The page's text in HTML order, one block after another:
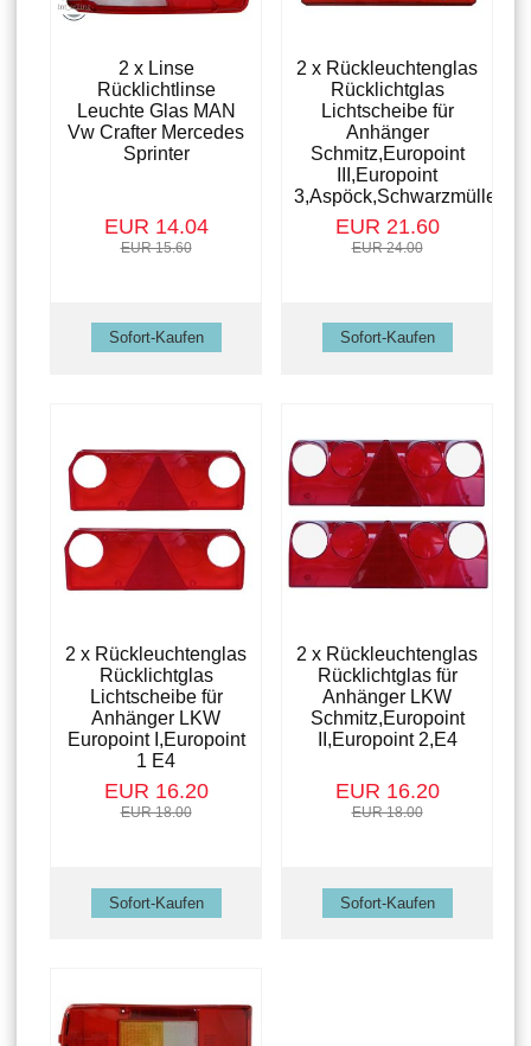
2 x Linse
Rücklichtlinse
Leuchte Glas MAN
Vw Crafter Mercedes
Sprinter
EUR 14.04
EUR 15.60
2 x Rückleuchtenglas
Rücklichtglas
Lichtscheibe für
Anhänger
Schmitz,Europoint
III,Europoint
3,Aspöck,Schwarzmüller
EUR 21.60
EUR 24.00
2 x Rückleuchtenglas
Rücklichtglas
Lichtscheibe für
Anhänger LKW
Europoint I,Europoint
1 E4
EUR 16.20
EUR 18.00
2 x Rückleuchtenglas
Rücklichtglas für
Anhänger LKW
Schmitz,Europoint
II,Europoint 2,E4
EUR 16.20
EUR 18.00